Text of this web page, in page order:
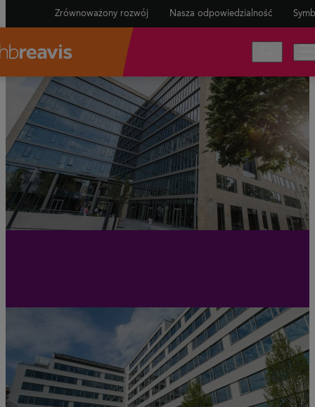
Zrównoważony rozwój Nasza odpowiedzialność